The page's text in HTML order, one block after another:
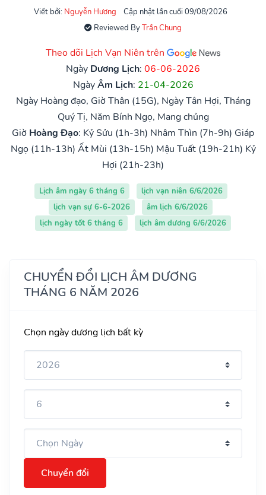
Viết bởi: Nguyễn Hương
Cập nhật lần cuối 09/08/2026
Reviewed ByTrần Chung
Theo dõi Lịch Vạn Niên trên
Ngày Dương Lịch: 06-06-2026
NgàyÂm Lịch: 21-04-2026
Ngày Hoàng đạo, Giờ Thân (15G), Ngày Tân Hợi, Tháng
Quý Tị, Năm Bính Ngọ, Mang chủng
Giờ Hoàng Đạo: Kỷ Sửu (1h-3h) Nhâm Thìn (7h-9h) Giáp
Ngọ (11h-13h) Ất Mùi (13h-15h) Mậu Tuất (19h-21h) Kỷ
Hợi (21h-23h)
Lịch âm ngày 6 tháng 6
lịch vạn niên 6/6/2026
lịch vạn sự 6-6-2026
âm lịch 6/6/2026
lịch ngày tốt 6 tháng 6
lịch âm dương 6/6/2026
CHUYỂN ĐỔI LỊCH ÂM DƯƠNG
THÁNG 6 NĂM 2026
Chọn ngày dương lịch bất kỳ
Chuyển đổi